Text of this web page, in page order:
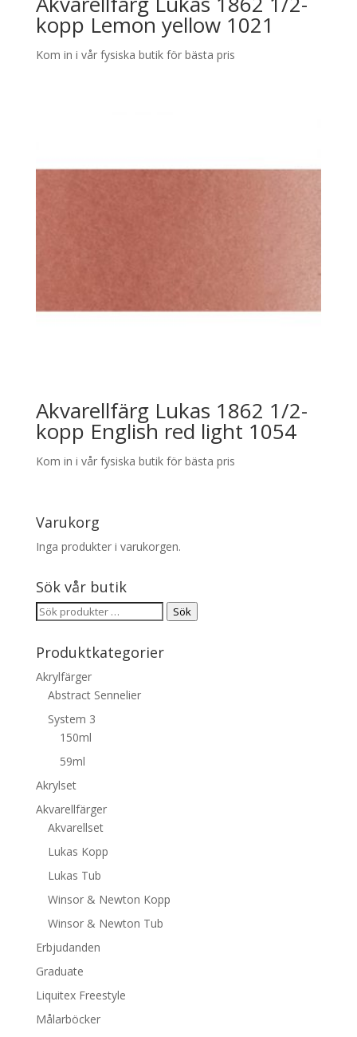
kopp Lemon yellow 1021
Kom in i vår fysiska butik för bästa pris
Akvarellfärg Lukas 1862 1/2-
kopp English red light 1054
Kom in i vår fysiska butik för bästa pris
Varukorg
Inga produkter i varukorgen.
Sök vår butik
Sök
Sök
Produktkategorier
Akrylfärger
Abstract Sennelier
System 3
150ml
59ml
Akrylset
Akvarellfärger
Akvarellset
Lukas Kopp
Lukas Tub
Winsor & Newton Kopp
Winsor & Newton Tub
Erbjudanden
Graduate
Liquitex Freestyle
Målarböcker